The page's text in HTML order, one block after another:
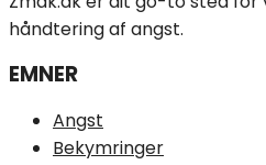
håndtering af angst.
EMNER
Angst
Bekymringer